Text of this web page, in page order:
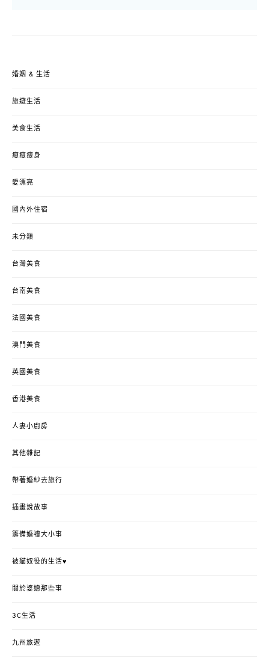
婚姻 & 生活
旅遊生活
美食生活
瘦瘦瘦身
愛漂亮
國內外住宿
未分類
台灣美食
台南美食
法國美食
澳門美食
英國美食
香港美食
人妻小廚房
其他雜記
帶著婚紗去旅行
插畫說故事
籌備婚禮大小事
被貓奴役的生活♥
關於婆媳那些事
3C生活
九州旅遊